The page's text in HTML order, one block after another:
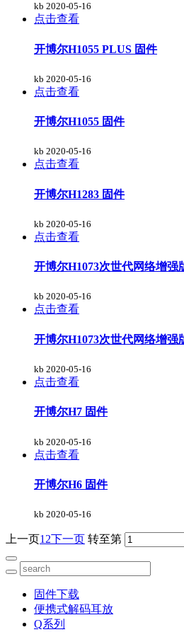
kb 2020-05-16
点击查看
开博尔H1055 PLUS 固件
kb 2020-05-16
点击查看
开博尔H1055 固件
kb 2020-05-16
点击查看
开博尔H1283 固件
kb 2020-05-16
点击查看
开博尔H1073次世代网络增强
kb 2020-05-16
点击查看
开博尔H1073次世代网络增强
kb 2020-05-16
点击查看
开博尔H7 固件
kb 2020-05-16
点击查看
开博尔H6 固件
kb 2020-05-16
上一页1 2下一页 转至第
固件下载
便携式解码耳放
Q系列